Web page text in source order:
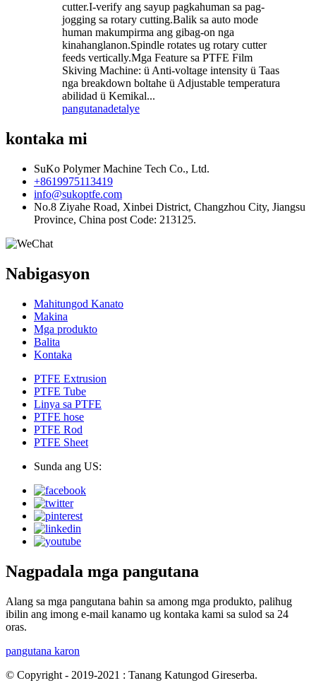
cutter.I-verify ang sayup pagkahuman sa pag-
jogging sa rotary cutting.Balik sa auto mode
human makumpirma ang gibag-on nga
kinahanglanon.Spindle rotates ug rotary cutter
feeds vertically.Mga Feature sa PTFE Film
Skiving Machine: ü Anti-voltage intensity ü Taas
nga breakdown boltahe ü Adjustable temperatura
abilidad ü Kemikal...
pangutanadetalye
kontaka mi
SuKo Polymer Machine Tech Co., Ltd.
+8619975113419
info@sukoptfe.com
No.8 Ziyahe Road, Xinbei District, Changzhou City, Jiangsu
Province, China post Code: 213125.
Nabigasyon
Mahitungod Kanato
Makina
Mga produkto
Balita
Kontaka
PTFE Extrusion
PTFE Tube
Linya sa PTFE
PTFE hose
PTFE Rod
PTFE Sheet
Sunda ang US:
Nagpadala mga pangutana
Alang sa mga pangutana bahin sa among mga produkto, palihug
ibilin ang imong e-mail kanamo ug kontaka kami sa sulod sa 24
oras.
pangutana karon
© Copyright - 2019-2021 : Tanang Katungod Gireserba.